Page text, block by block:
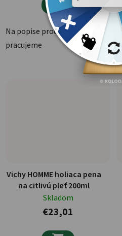

Na popise produktu
pracujeme
Vichy HOMME holiaca pena
na citlivú pleť 200ml
Skladom
€23,01